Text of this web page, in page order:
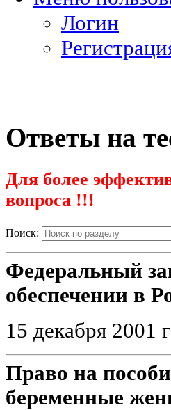
Логин
Ответы на
Для более
вопроса !!!
Поиск:
Федеральный
обеспечении в
15 декабря 2001 г
Право на
беременные